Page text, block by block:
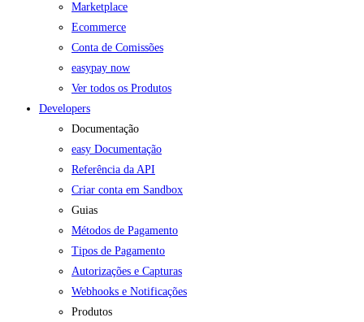
Marketplace
Ecommerce
Conta de Comissões
easypay now
Ver todos os Produtos
Developers
Documentação
easy Documentação
Referência da API
Criar conta em Sandbox
Guias
Métodos de Pagamento
Tipos de Pagamento
Autorizações e Capturas
Webhooks e Notificações
Produtos